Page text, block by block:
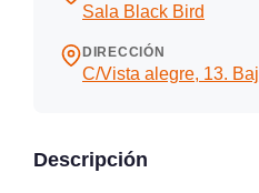
Sala Black Bird
DIRECCIÓN
C/Vista alegre, 13.
Descripción